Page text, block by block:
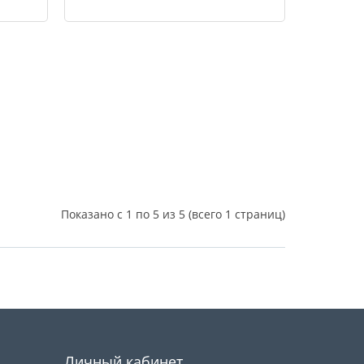
Показано с 1 по 5 из 5 (всего 1 страниц)